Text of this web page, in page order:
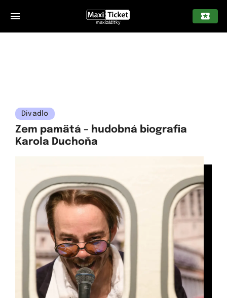
maxizážitky
Divadlo
Zem pamätá – hudobná biografia
Karola Duchoňa